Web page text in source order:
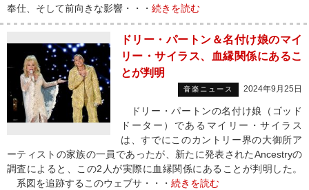
奉仕、そして前向きな影響・・・ 続きを読む
ドリー・パートン＆名付け娘のマイ
リー・サイラス、血縁関係にあるこ
とが判明
音楽ニュース 2024年9月25日
ドリー・パートンの名付け娘（ゴッド
ドーター）であるマイリー・サイラス
は、すでにこのカントリー界の大御所ア
ーティストの家族の一員であったが、新たに発表されたAncestryの
調査によると、この2人が実際に血縁関係にあることが判明した。
系図を追跡するこのウェブサ・・・ 続きを読む